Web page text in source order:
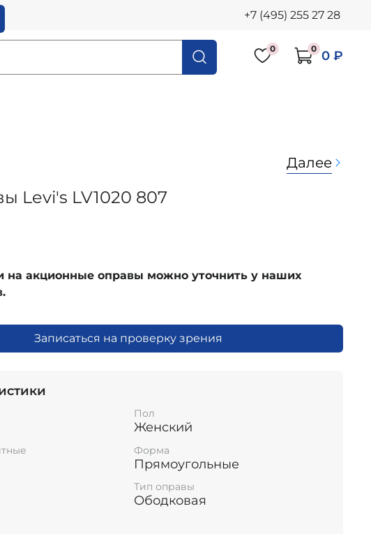
+7 (495) 255 27 28
0 0 0 ₽
Далее
Levi's LV1020 807
на акционные оправы можно уточнить у наших
Записаться на проверку зрения
Пол
Женский
Форма
Прямоугольные
Тип оправы
Ободковая